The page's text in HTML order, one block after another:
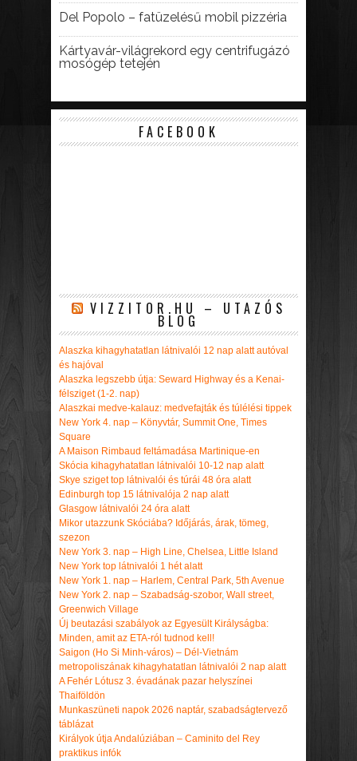
Del Popolo – fatüzelésű mobil pizzéria
Kártyavár-világrekord egy centrifugázó
mosógép tetején
FACEBOOK
VIZZITOR.HU – UTAZÓS
BLOG
Alaszka kihagyhatatlan látnivalói 12 nap alatt autóval
és hajóval
Alaszka legszebb útja: Seward Highway és a Kenai-
félsziget (1-2. nap)
Alaszkai medve-kalauz: medvefajták és túlélési tippek
New York 4. nap – Könyvtár, Summit One, Times
Square
A Maison Rimbaud feltámadása Martinique-en
Skócia kihagyhatatlan látnivalói 10-12 nap alatt
Skye sziget top látnivalói és túrái 48 óra alatt
Edinburgh top 15 látnivalója 2 nap alatt
Glasgow látnivalói 24 óra alatt
Mikor utazzunk Skóciába? Időjárás, árak, tömeg,
szezon
New York 3. nap – High Line, Chelsea, Little Island
New York top látnivalói 1 hét alatt
New York 1. nap – Harlem, Central Park, 5th Avenue
New York 2. nap – Szabadság-szobor, Wall street,
Greenwich Village
Új beutazási szabályok az Egyesült Királyságba:
Minden, amit az ETA-ról tudnod kell!
Saigon (Ho Si Minh-város) – Dél-Vietnám
metropoliszának kihagyhatatlan látnivalói 2 nap alatt
A Fehér Lótusz 3. évadának pazar helyszínei
Thaiföldön
Munkaszüneti napok 2026 naptár, szabadságtervező
táblázat
Királyok útja Andalúziában – Caminito del Rey
praktikus infók